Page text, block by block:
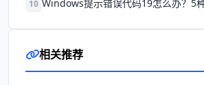
10 Windows提示错误代码19怎么办？5
相关推荐